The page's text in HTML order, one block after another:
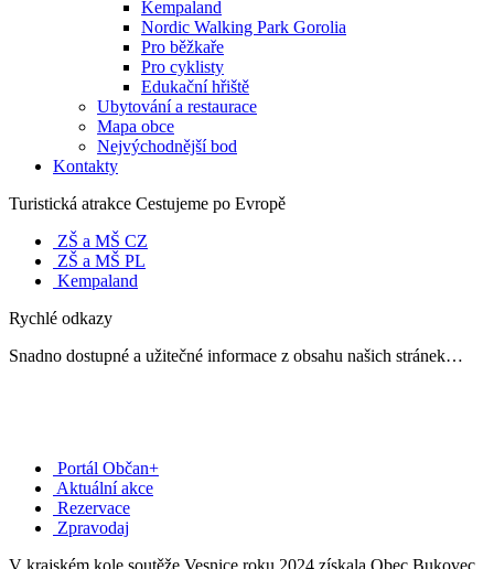
Kempaland
Nordic Walking Park Gorolia
Pro běžkaře
Pro cyklisty
Edukační hřiště
Ubytování a restaurace
Mapa obce
Nejvýchodnější bod
Kontakty
Turistická atrakce Cestujeme po Evropě
ZŠ a MŠ CZ
ZŠ a MŠ PL
Kempaland
Rychlé odkazy
Snadno dostupné a užitečné informace z obsahu našich stránek…
Portál Občan+
Aktuální akce
Rezervace
Zpravodaj
V krajském kole soutěže Vesnice roku 2024 získala Obec Bukovec